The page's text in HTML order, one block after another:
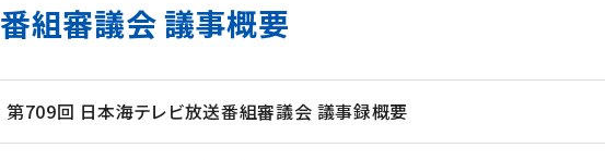
番組審議会 議事概要
第709回 日本海テレビ放送番組審議会 議事録概要